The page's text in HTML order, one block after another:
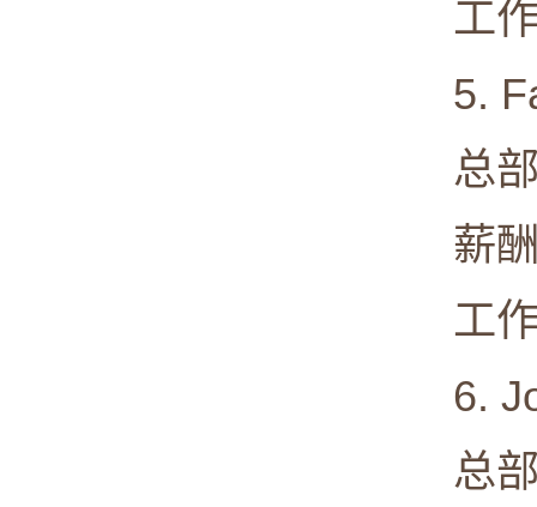
工作
5.
总部:
薪酬
工作
6.
总部: